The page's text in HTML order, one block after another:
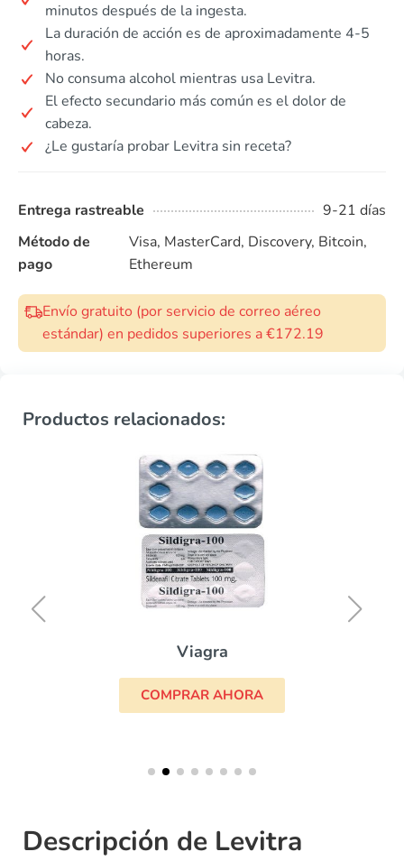
minutos después de la ingesta.
La duración de acción es de aproximadamente 4-5
horas.
No consuma alcohol mientras usa Levitra.
El efecto secundario más común es el dolor de
cabeza.
¿Le gustaría probar Levitra sin receta?
Entrega rastreable
9-21 días
Método de
pago
Visa, MasterCard, Discovery, Bitcoin,
Ethereum
Envío gratuito (por servicio de correo aéreo
estándar) en pedidos superiores a €172.19
Productos relacionados:
Viagra
COMPRAR AHORA
Descripción de Levitra